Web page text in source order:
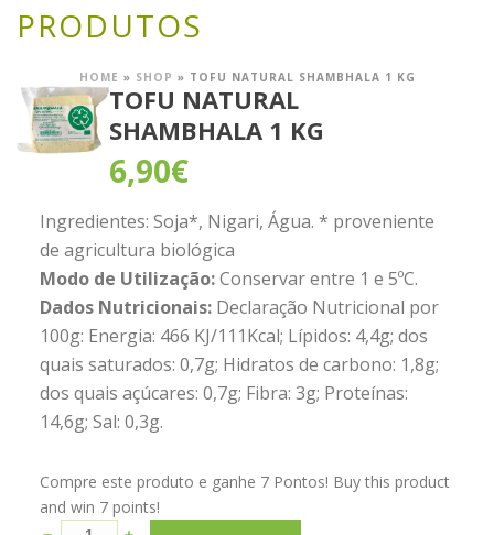
PRODUTOS
HOME » SHOP » TOFU NATURAL SHAMBHALA 1 KG
TOFU NATURAL
SHAMBHALA 1 KG
6,90€
Ingredientes: Soja*, Nigari, Água. * proveniente
de agricultura biológica
Modo de Utilização:Conservar entre 1 e 5ºC.
Dados Nutricionais:Declaração Nutricional por
100g: Energia: 466 KJ/111Kcal; Lípidos: 4,4g; dos
quais saturados: 0,7g; Hidratos de carbono: 1,8g;
dos quais açúcares: 0,7g; Fibra: 3g; Proteínas:
14,6g; Sal: 0,3g.
Compre este produto e ganhe 7 Pontos! Buy this product
and win 7 points!